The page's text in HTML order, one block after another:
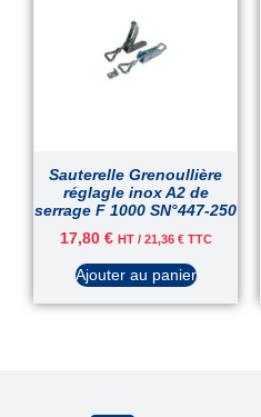
Sauterelle Grenoullière
réglagle inox A2 de
serrage F 1000 SN°447-250
17,80 € HT / 21,36 €TTC
Ajouter au panier